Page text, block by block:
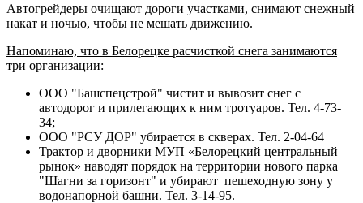
Автогрейдеры очищают дороги участками, снимают снежный
накат и ночью, чтобы не мешать движению.
Напоминаю, что в Белорецке расчисткой снега занимаются
три организации:
ООО "Башспецстрой" чистит и вывозит снег с
автодорог и прилегающих к ним тротуаров. Тел. 4-73-
34;
ООО "РСУ ДОР" убирается в скверах. Тел. 2-04-64
Трактор и дворники МУП «Белорецкий центральный
рынок» наводят порядок на территории нового парка
"Шагни за горизонт" и убирают пешеходную зону у
водонапорной башни. Тел. 3-14-95.